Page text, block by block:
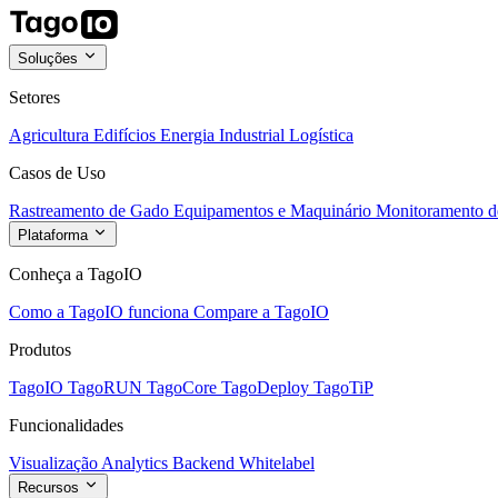
Soluções
Setores
Agricultura Edifícios Energia Industrial Logística
Casos de Uso
Rastreamento de Gado Equipamentos e Maquinário Monitoramento
Plataforma
Conheça a TagoIO
Como a TagoIO funciona Compare a TagoIO
Produtos
TagoIO TagoRUN TagoCore TagoDeploy TagoTiP
Funcionalidades
Visualização Analytics Backend Whitelabel
Recursos